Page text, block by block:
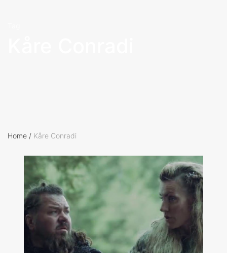
Home / Kåre Conradi